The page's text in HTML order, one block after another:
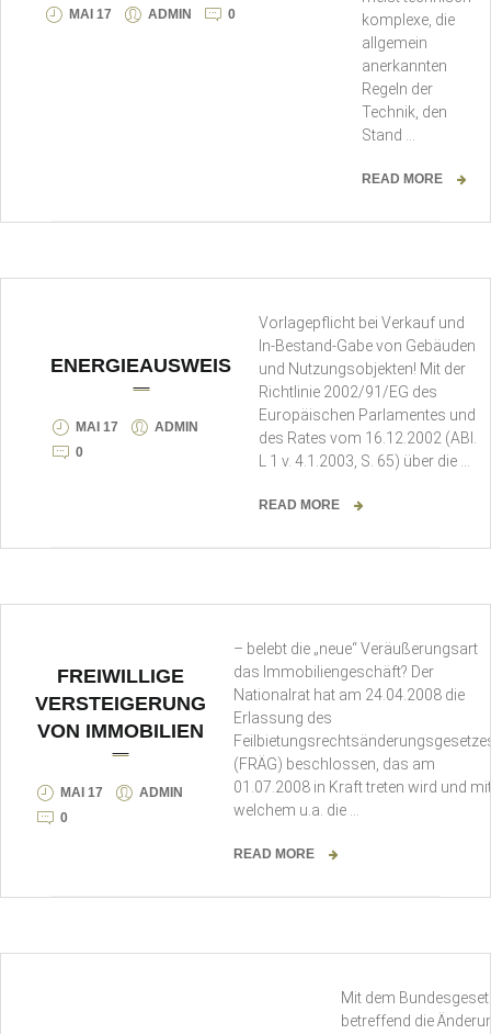
MAI 17 ADMIN 0
komplexe, die
allgemein
anerkannten
Regeln der
Technik, den
Stand …
READ MORE
ENERGIEAUSWEIS
MAI 17
ADMIN
0
Vorlagepflicht bei Verkauf und
In-Bestand-Gabe von Gebäuden
und Nutzungsobjekten! Mit der
Richtlinie 2002/91/EG des
Europäischen Parlamentes und
des Rates vom 16.12.2002 (ABl.
L 1 v. 4.1.2003, S. 65) über die …
READ MORE
FREIWILLIGE
VERSTEIGERUNG
VON IMMOBILIEN
MAI 17
ADMIN
0
– belebt die „neue“ Veräußerungsart
das Immobiliengeschäft? Der
Nationalrat hat am 24.04.2008 die
Erlassung des
(FRÄG) beschlossen, das am
01.07.2008 in Kraft treten wird und mit
welchem u.a. die …
READ MORE
Mit dem
betreffend die